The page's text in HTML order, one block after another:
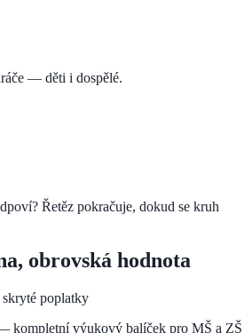
— děti i dospělé.
Řetěz pokračuje, dokud se kruh
obrovská hodnota
skryté poplatky
kompletní výukový balíček pro MŠ a ZŠ